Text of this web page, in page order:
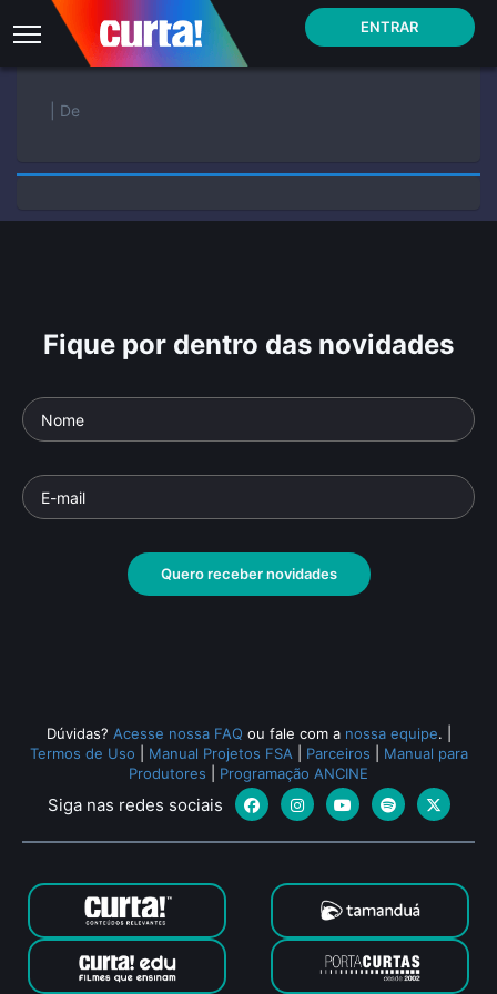
ENTRAR
| De
Fique por dentro das novidades
Quero receber novidades
Dúvidas? Acesse nossa FAQ ou fale com a nossa equipe.
Termos de Uso
Manual Projetos FSA Parceiros
Manual para
Produtores
Programação ANCINE
Siga nas redes sociais